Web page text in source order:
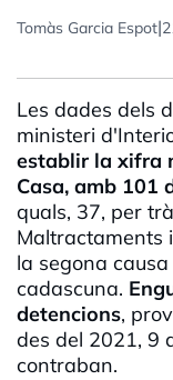
Tomàs Garcia Espot|
Les dades dels
ministeri
establir la xifra
Casa, amb 101
quals, 37, per
Maltractaments
la segona
cadascuna.
detencions,
des del 2021, 9
contraban.